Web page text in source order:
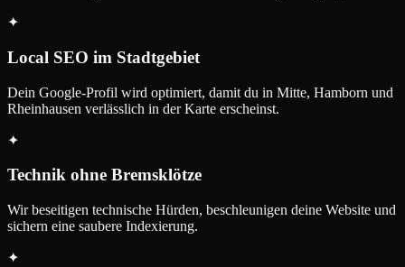
✦
Local SEO im Stadtgebiet
Dein Google-Profil wird optimiert, damit du in Mitte, Hamborn und
Rheinhausen verlässlich in der Karte erscheinst.
✦
Technik ohne Bremsklötze
Wir beseitigen technische Hürden, beschleunigen deine Website und
sichern eine saubere Indexierung.
✦